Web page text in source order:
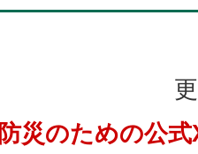
防災のための公